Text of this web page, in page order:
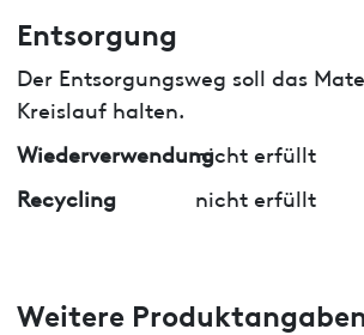
Entsorgung
Der Entsorgungsweg soll das
Kreislauf halten.
Wiederverwendungnicht erfüllt
Recycling
nicht erfüllt
Weitere